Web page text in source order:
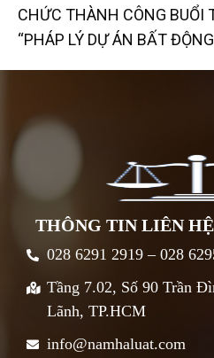
CHỨC THÀNH CÔNG BUỔI
“PHÁP LÝ DỰ ÁN BẤT
THÔNG TIN LIÊN HỆ
028 6291 2919 – 028
Tầng 7.02, Số 90 Trần
Lãnh, TP.HCM
info@namhaluat.com